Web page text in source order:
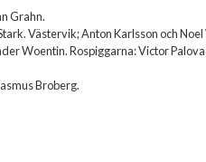
Grahn.
Västervik; Anton Karlsson och
Woentin. Rospiggarna: Victor
Broberg.